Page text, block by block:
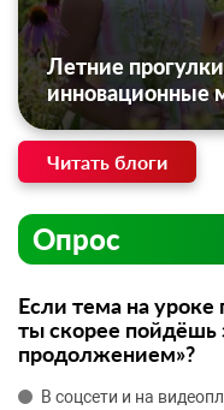
Летние
инновационные
Читать блоги
Опрос
Если тема на уроке
ты скорее пойдёшь
продолжением»?
В соцсети и на